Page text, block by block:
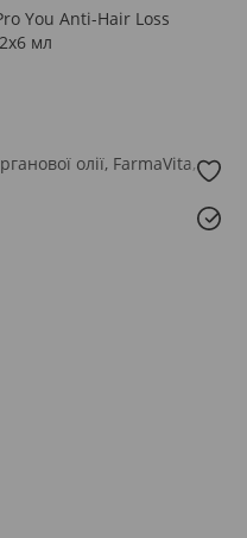
You Anti-Hair Loss
мл